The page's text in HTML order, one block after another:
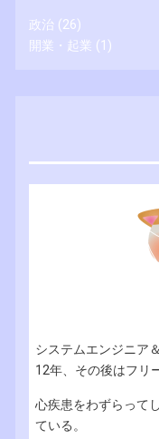
政治 (26)
開業・起業 (1)
システムエンジニア
12年、その後はフリ
心疾患をわずらって
ている。